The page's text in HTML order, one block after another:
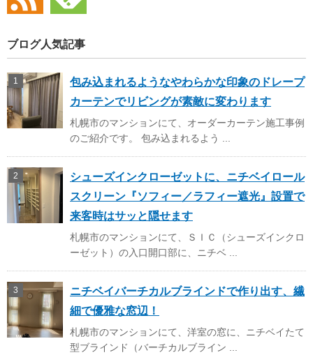
ブログ人気記事
包み込まれるようなやわらかな印象のドレープ
カーテンでリビングが素敵に変わります
札幌市のマンションにて、オーダーカーテン施工事例
のご紹介です。 包み込まれるよう ...
シューズインクローゼットに、ニチベイロール
スクリーン『ソフィー／ラフィー遮光』設置で
来客時はサッと隠せます
札幌市のマンションにて、ＳＩＣ（シューズインクロ
ーゼット）の入口開口部に、ニチベ ...
ニチベイバーチカルブラインドで作り出す、繊
細で優雅な窓辺！
札幌市のマンションにて、洋室の窓に、ニチベイたて
型ブラインド（バーチカルブライン ...